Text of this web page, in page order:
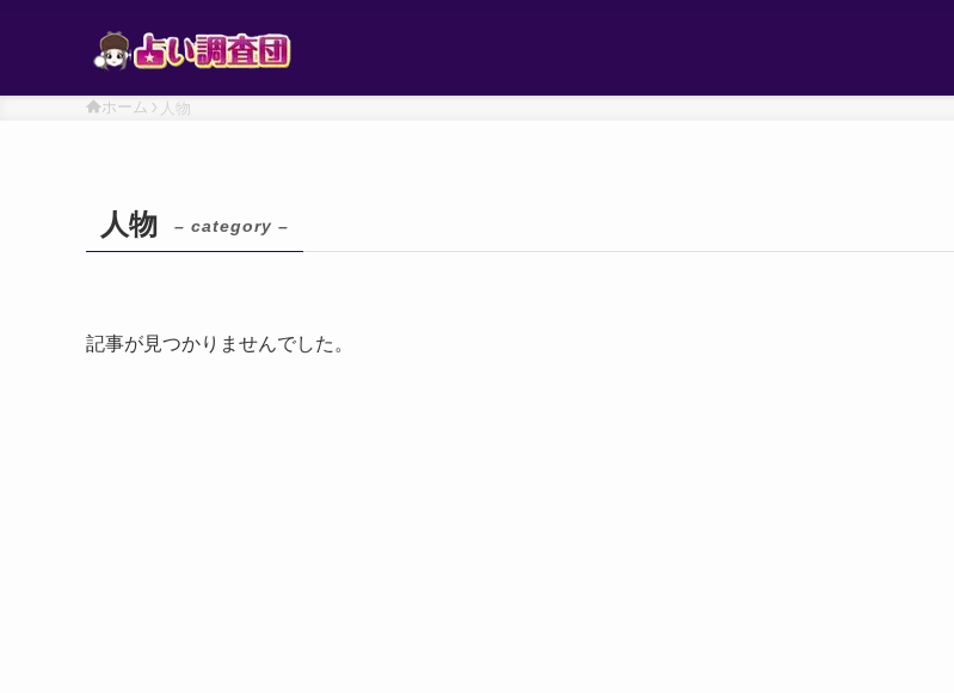
ホーム 人物
人物 – category –
記事が見つかりませんでした。